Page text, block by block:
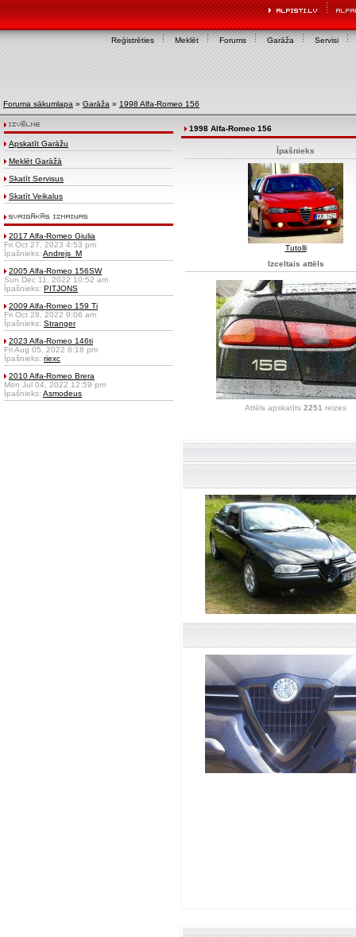
Reģistrēties Meklēt Forums Garāža Servisi
Foruma sākumlapa » Garāža » 1998 Alfa-Romeo 156
Apskatīt Garāžu
Meklēt Garāžā
Skatīt Servisus
Skatīt Veikalus
2017 Alfa-Romeo Giulia
Fri Oct 27, 2023 4:53 pm
Īpašnieks: Andrejs_M
2005 Alfa-Romeo 156SW
Sun Dec 11, 2022 10:52 am
Īpašnieks: PITJONS
2009 Alfa-Romeo 159 Ti
Fri Oct 28, 2022 9:06 am
Īpašnieks: Stranger
2023 Alfa-Romeo 146ti
Fri Aug 05, 2022 8:18 pm
Īpašnieks: riexc
2010 Alfa-Romeo Brera
Mon Jul 04, 2022 12:59 pm
Īpašnieks: Asmodeus
1998 Alfa-Romeo 156
Īpašnieks
Tutolli
Izceltais attēls
Attēls apskatīts 2251 reizes